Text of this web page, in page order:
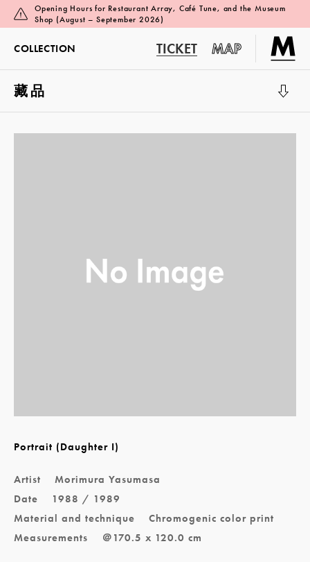
Opening Hours for Restaurant Array, Café Tune, and the Museum
Shop (August – September 2026)
COLLECTION TICKET MAP
藏品
Portrait (Daughter I)
Artist
Morimura Yasumasa
Date
1988 / 1989
Material and technique
Chromogenic color print
Measurements
＠170.5 x 120.0 cm